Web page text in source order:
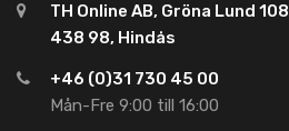
TH Online AB, Gröna Lund 108
438 98, Hindås
+46 (0)31 730 45 00
Mån-Fre 9:00 till 16:00